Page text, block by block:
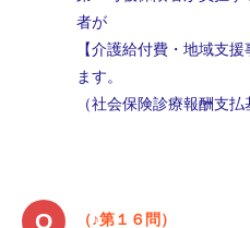
者が
【介護給付費・地域支
ます。
（社会保険診療報酬支
（♪第１６問）